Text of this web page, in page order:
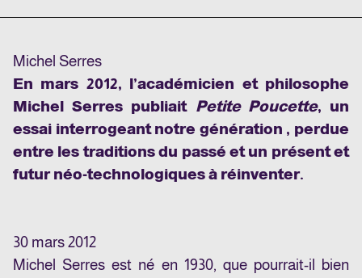
Michel Serres
En mars 2012, l’académicien et philosophe
Michel Serres publiait Petite Poucette, un
essai interrogeant notre génération , perdue
entre les traditions du passé et un présent et
futur néo-technologiques à réinventer.
30 mars 2012
Michel Serres est né en 1930, que pourrait-il bien